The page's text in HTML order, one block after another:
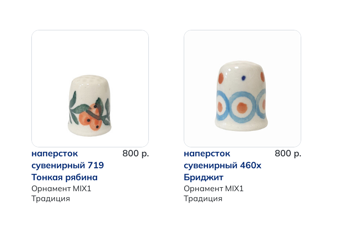
Перейти в корзину
наперсток
сувенирный 719
Тонкая рябина
Орнамент MIX1
Традиция
800 р.
наперсток
сувенирный 460x
Бриджит
Орнамент MIX1
Традиция
800 р.